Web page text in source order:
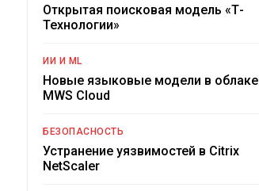
Открытая поисковая модель «Т-
Технологии»
ИИ И ML
Новые языковые модели в облаке
MWS Cloud
БЕЗОПАСНОСТЬ
Устранение уязвимостей в Citrix
NetScaler